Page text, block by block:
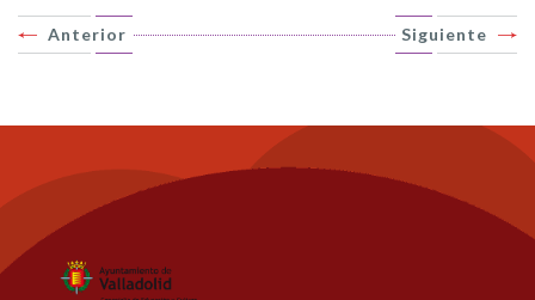
Siguiente
Anterior